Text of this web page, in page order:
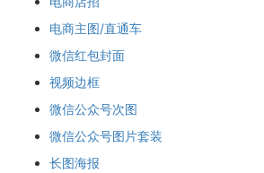
电商主图/直通车
微信红包封面
视频边框
微信公众号次图
微信公众号图片套装
长图海报